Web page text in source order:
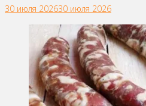
30 июля 202630 июля 2026